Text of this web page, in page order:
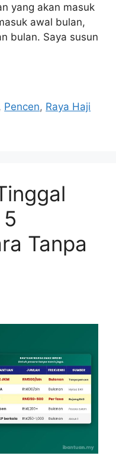
yang akan masuk
awal bulan,
bulan. Saya susun
, Pencen, Raya Haji
Tanpa